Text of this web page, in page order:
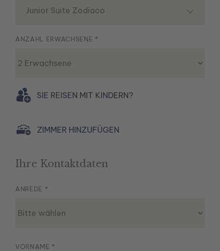
Junior Suite Zodiaco
ANZAHL ERWACHSENE *
2 Erwachsene
SIE REISEN MIT KINDERN?
ZIMMER HINZUFÜGEN
Ihre Kontaktdaten
ANREDE *
Bitte wählen
VORNAME *